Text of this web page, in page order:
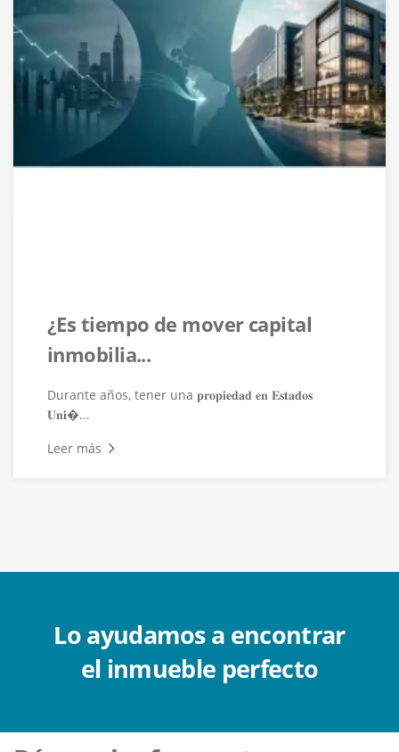
¿Es tiempo de mover capital
inmobilia...
Durante años, tener una 𝐩𝐫𝐨𝐩𝐢𝐞𝐝𝐚𝐝 𝐞𝐧 𝐄𝐬𝐭𝐚𝐝𝐨𝐬
𝐔𝐧𝐢�...
Leer más
Lo ayudamos a encontrar
el inmueble perfecto